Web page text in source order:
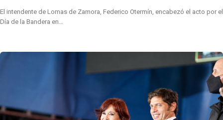
El intendente de Lomas de Zamora, Federico Otermín, encabezó el acto por el
Día de la Bandera en…